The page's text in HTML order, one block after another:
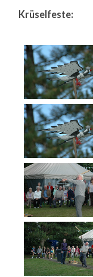
Krüselfeste: